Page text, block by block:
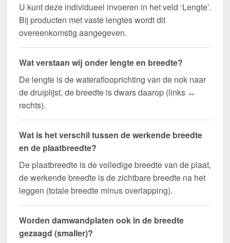
U kunt deze individueel invoeren in het veld ‘Lengte’.
Bij producten met vaste lengtes wordt dit
overeenkomstig aangegeven.
Wat verstaan wij onder lengte en breedte?
De lengte is de wateraflooprichting van de nok naar
de druiplijst, de breedte is dwars daarop (links ↔
rechts).
Wat is het verschil tussen de werkende breedte
en de plaatbreedte?
De plaatbreedte is de volledige breedte van de plaat,
de werkende breedte is de zichtbare breedte na het
leggen (totale breedte minus overlapping).
Worden damwandplaten ook in de breedte
gezaagd (smaller)?